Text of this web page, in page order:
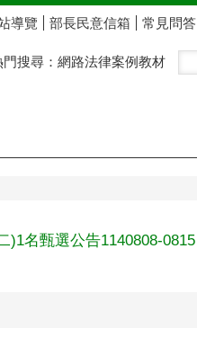
導覽 部長民意信箱 常見問答
門搜尋： 網路法律案例教材
)1名甄選公告1140808-0815